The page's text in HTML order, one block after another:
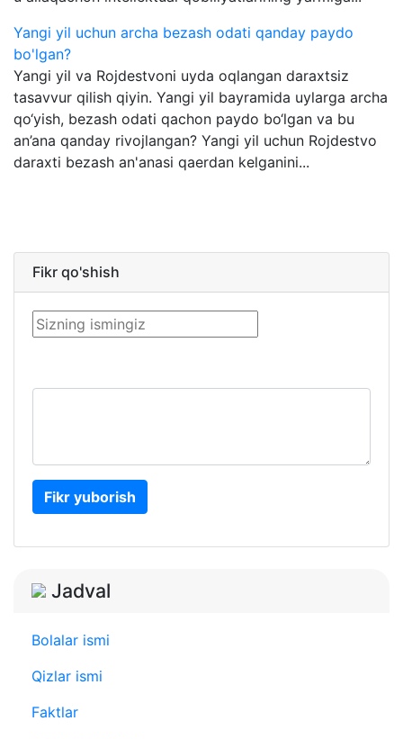
Yangi yil uchun archa bezash odati qanday paydo
bo'lgan?
Yangi yil va Rojdestvoni uyda oqlangan daraxtsiz
tasavvur qilish qiyin. Yangi yil bayramida uylarga archa
qo‘yish, bezash odati qachon paydo bo‘lgan va bu
an’ana qanday rivojlangan? Yangi yil uchun Rojdestvo
daraxti bezash an'anasi qaerdan kelganini...
Fikr qo'shish
Fikr yuborish
Jadval
Bolalar ismi
Qizlar ismi
Faktlar